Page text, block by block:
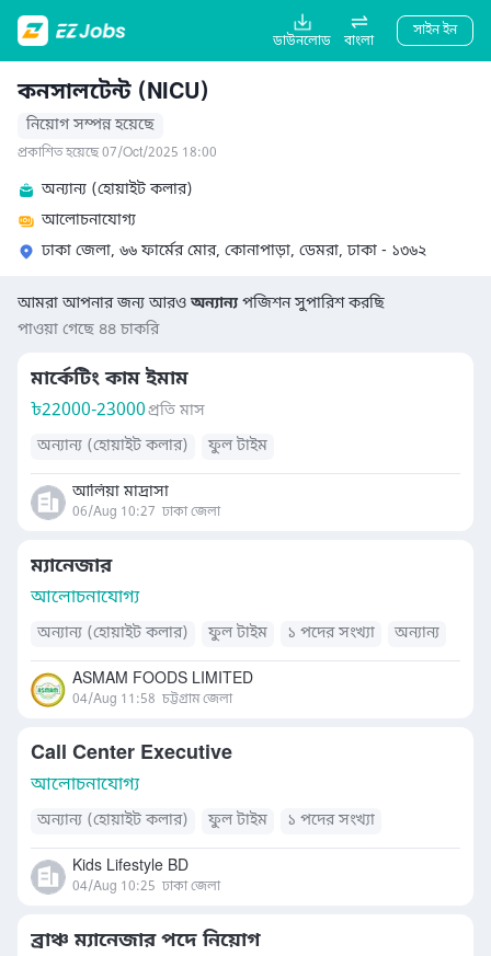
ডাউনলোড বাংলা
সাইন ইন
কনসালটেন্ট (NICU)
নিয়োগ সম্পন্ন হয়েছে
প্রকাশিত হয়েছে 07/Oct/2025 18:00
অন্যান্য (হোয়াইট কলার)
আলোচনাযোগ্য
ঢাকা জেলা, ৬৬ ফার্মের মোর, কোনাপাড়া, ডেমরা, ঢাকা - ১৩৬২
আমরা আপনার জন্য আরওঅন্যান্যপজিশন সুপারিশ করছি
পাওয়া গেছে ৪৪ চাকরি
মার্কেটিং কাম ইমাম
৳22000-23000প্রতি মাস
অন্যান্য (হোয়াইট কলার)
ফুল টাইম
আলিয়া মাদ্রাসা
06/Aug 10:27 ঢাকা জেলা
ম্যানেজার
আলোচনাযোগ্য
অন্যান্য (হোয়াইট কলার) ফুল টাইম ১ পদের সংখ্যা অন্যান্য
ASMAM FOODS LIMITED
04/Aug 11:58 চট্টগ্রাম জেলা
Call Center Executive
আলোচনাযোগ্য
অন্যান্য (হোয়াইট কলার) ফুল টাইম ১ পদের সংখ্যা
Kids Lifestyle BD
04/Aug 10:25 ঢাকা জেলা
ব্রাঞ্চ ম্যানেজার পদে নিয়োগ